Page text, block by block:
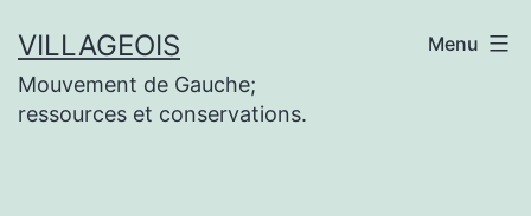
au
contenu
VILLAGEOIS
Mouvement de Gauche;
ressources et conservations.
Menu